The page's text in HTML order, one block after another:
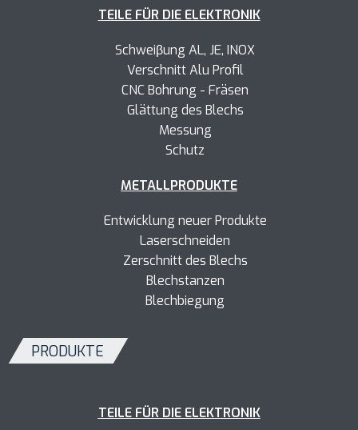
TEILE FÜR DIE ELEKTRONIK
Schweiβung AL, JE, INOX
Verschnitt Alu Profil
CNC Bohrung - Fräsen
Glättung des Blechs
Messung
Schutz
METALLPRODUKTE
Entwicklung neuer Produkte
Laserschneiden
Zerschnitt des Blechs
Blechstanzen
Blechbiegung
PRODUKTE
TEILE FÜR DIE ELEKTRONIK